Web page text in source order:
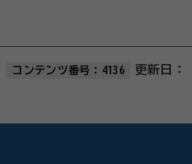
コンテンツ番号：4136 更新日：